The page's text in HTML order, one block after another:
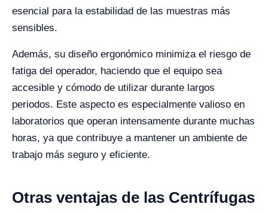
esencial para la estabilidad de las muestras más
sensibles.
Además, su diseño ergonómico minimiza el riesgo de
fatiga del operador, haciendo que el equipo sea
accesible y cómodo de utilizar durante largos
periodos. Este aspecto es especialmente valioso en
laboratorios que operan intensamente durante muchas
horas, ya que contribuye a mantener un ambiente de
trabajo más seguro y eficiente.
Otras ventajas de las Centrífugas